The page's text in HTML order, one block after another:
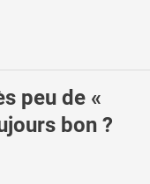
peu de «
bon ?